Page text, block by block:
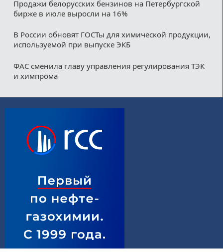
Продажи белорусских бензинов на Петербургской
бирже в июле выросли на 16%
В России обновят ГОСТы для химической продукции,
используемой при выпуске ЭКБ
ФАС сменила главу управления регулирования ТЭК
и химпрома